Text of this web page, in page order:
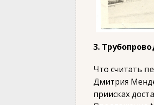
3.
Что считать
Дмитрия
приисках